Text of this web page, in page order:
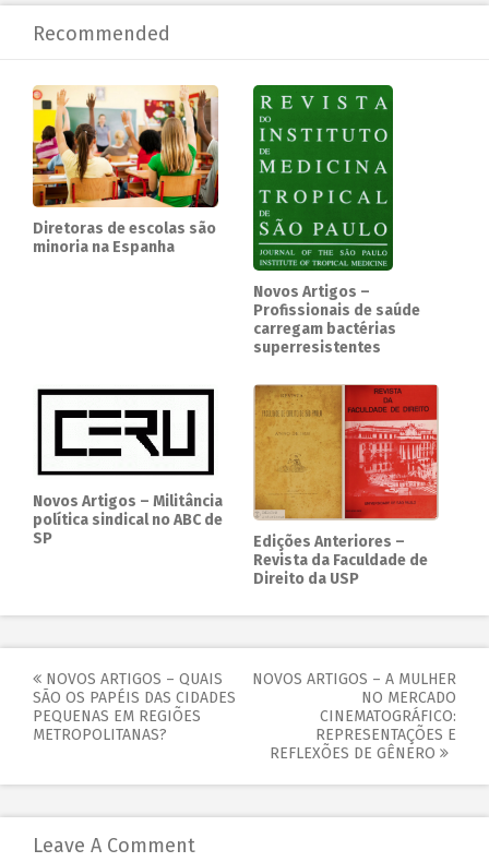
Recommended
Diretoras de escolas são
minoria na Espanha
Novos Artigos –
Profissionais de saúde
carregam bactérias
superresistentes
Novos Artigos – Militância
política sindical no ABC de
SP
Edições Anteriores –
Revista da Faculdade de
Direito da USP
NOVOS ARTIGOS – QUAIS
SÃO OS PAPÉIS DAS CIDADES
PEQUENAS EM REGIÕES
METROPOLITANAS?
NOVOS ARTIGOS – A MULHER
NO MERCADO
CINEMATOGRÁFICO:
REPRESENTAÇÕES E
REFLEXÕES DE GÊNERO
Leave A Comment